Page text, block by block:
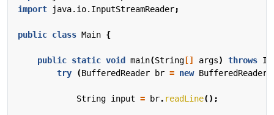
import
java.io.InputStreamReader;
public class Main {
public static void main(String [] args) throws
try
(BufferedReader br = new BufferedReader
String input = br. readLine();